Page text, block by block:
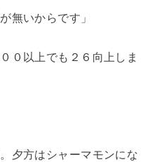
無いからです」
０以上でも２６向上しま
夕方はシャーマモンにな